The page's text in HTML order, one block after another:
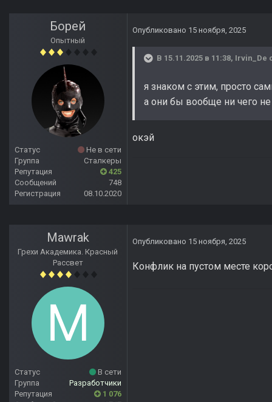
Борей
Опытный
Статус
Не в сети
Группа
Сталкеры
Репутация
425
Сообщений
748
Регистрация
08.10.2020
Опубликовано 15 ноября, 2025
В 15.11.2025 в 11:38, Irvin_De
я знаком с этим, просто
а они бы вообще ни чего не
окэй
Mawrak
Грехи Академика. Красный
Рассвет
Статус
В сети
Группа
Разработчики
Репутация
1 076
Опубликовано 15 ноября, 2025
Конфлик на пустом месте